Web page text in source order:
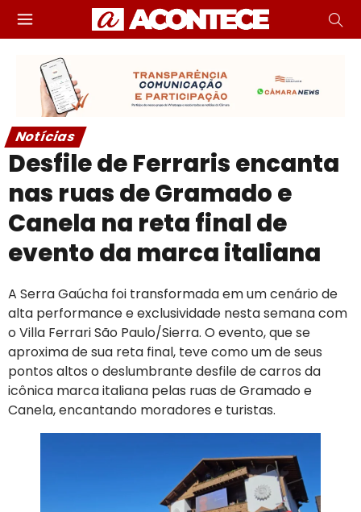
Notícias
Desfile de Ferraris encanta
nas ruas de Gramado e
Canela na reta final de
evento da marca italiana
A Serra Gaúcha foi transformada em um cenário de
alta performance e exclusividade nesta semana com
o Villa Ferrari São Paulo/Sierra. O evento, que se
aproxima de sua reta final, teve como um de seus
pontos altos o deslumbrante desfile de carros da
icônica marca italiana pelas ruas de Gramado e
Canela, encantando moradores e turistas.